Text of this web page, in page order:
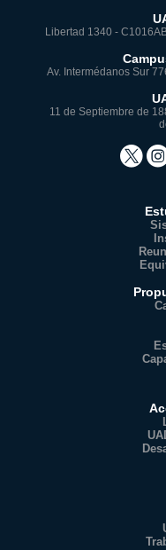
Libertad 1340 -
Av. Intermédanos Sur
11 de Septiembre de